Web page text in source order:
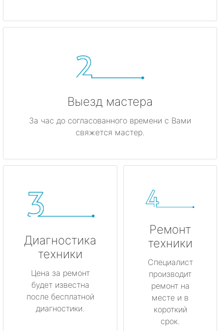
Выезд мастера
За час до согласованного времени с Вами
свяжется мастер.
Диагностика
техники
Цена за ремонт
будет известна
после бесплатной
диагностики.
Ремонт
техники
Специалист
производит
ремонт на
месте и в
короткий
срок.